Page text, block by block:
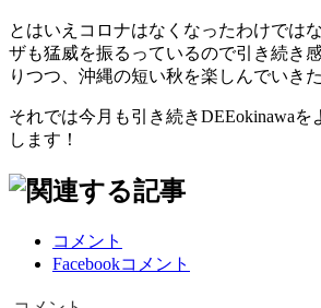
とはいえコロナはなくなったわけでは
ザも猛威を振るっているので引き続き
りつつ、沖縄の短い秋を楽しんでいき
それでは今月も引き続きDEEokinawaを
します！
コメント
Facebookコメント